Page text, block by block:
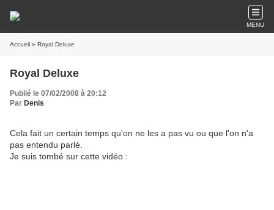
MENU
Accueil » Royal Deluxe
Royal Deluxe
Publié le 07/02/2008 à 20:12
Par Denis
Cela fait un certain temps qu'on ne les a pas vu ou que l'on n'a
pas entendu parlé.
Je suis tombé sur cette vidéo :